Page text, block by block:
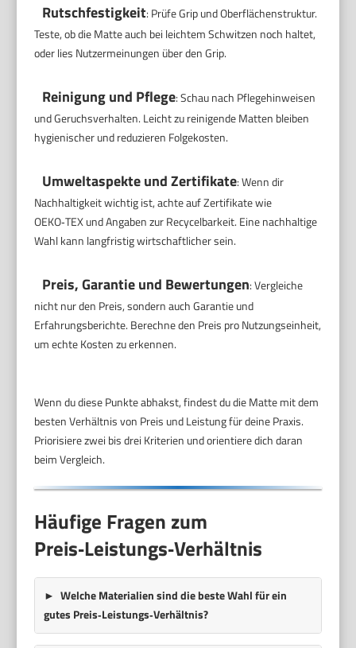
Rutschfestigkeit: Prüfe Grip und Oberflächenstruktur.
Teste, ob die Matte auch bei leichtem Schwitzen noch haltet,
oder lies Nutzermeinungen über den Grip.
Reinigung und Pflege: Schau nach Pflegehinweisen
und Geruchsverhalten. Leicht zu reinigende Matten bleiben
hygienischer und reduzieren Folgekosten.
Umweltaspekte und Zertifikate: Wenn dir
Nachhaltigkeit wichtig ist, achte auf Zertifikate wie
OEKO‑TEX und Angaben zur Recycelbarkeit. Eine nachhaltige
Wahl kann langfristig wirtschaftlicher sein.
Preis, Garantie und Bewertungen: Vergleiche
nicht nur den Preis, sondern auch Garantie und
Erfahrungsberichte. Berechne den Preis pro Nutzungseinheit,
um echte Kosten zu erkennen.
Wenn du diese Punkte abhakst, findest du die Matte mit dem
besten Verhältnis von Preis und Leistung für deine Praxis.
Priorisiere zwei bis drei Kriterien und orientiere dich daran
beim Vergleich.
Häufige Fragen zum
Preis‑Leistungs‑Verhältnis
Welche Materialien sind die beste Wahl für ein
gutes Preis‑Leistungs‑Verhältnis?